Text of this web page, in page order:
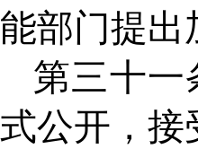
能部门提出
第三十一
式公开，接